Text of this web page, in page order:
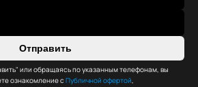
Отправить
или обращаясь по указанным телефонам, вы
ознакомление с Публичной офертой